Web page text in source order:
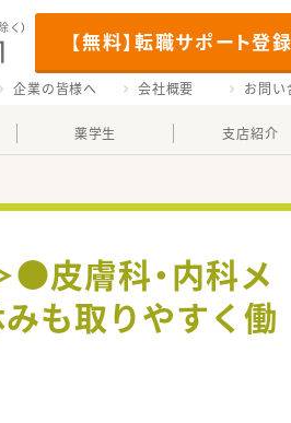
【無料】転職サポート登録
く）
企業の皆様へ 会社概要 お問い
薬学生 支店紹介
●皮膚科・内科メ
も取りやすく働